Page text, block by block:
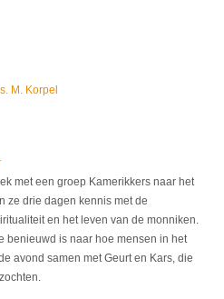
M. Korpel
met een groep Kamerikkers naar het
ze drie dagen kennis met de
en het leven van de monniken.
benieuwd is naar hoe mensen in het
avond samen met Geurt en Kars, die